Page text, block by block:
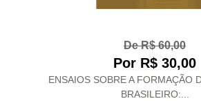
De R$ 60,00
Por R$ 30,00
ENSAIOS SOBRE A FORMAÇÃO
BRASILEIRO:...